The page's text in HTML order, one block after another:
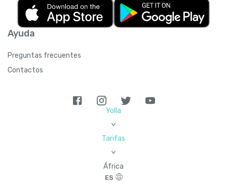
Ayuda
Preguntas frecuentes
Contactos
Yolla
>
Tarifas
>
África
ES